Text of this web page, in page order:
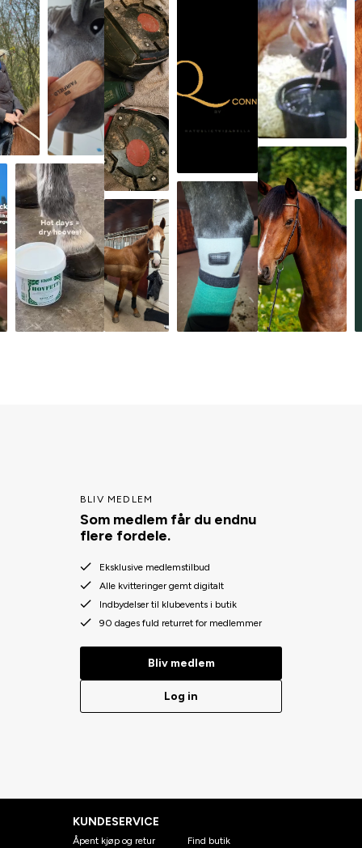
BLIV MEDLEM
Som medlem får du endnu
flere fordele.
Eksklusive medlemstilbud
Alle kvitteringer gemt digitalt
Indbydelser til klubevents i butik
90 dages fuld returret for medlemmer
Bliv medlem
Log in
KUNDESERVICE
Åpent kjøp og retur
Find butik